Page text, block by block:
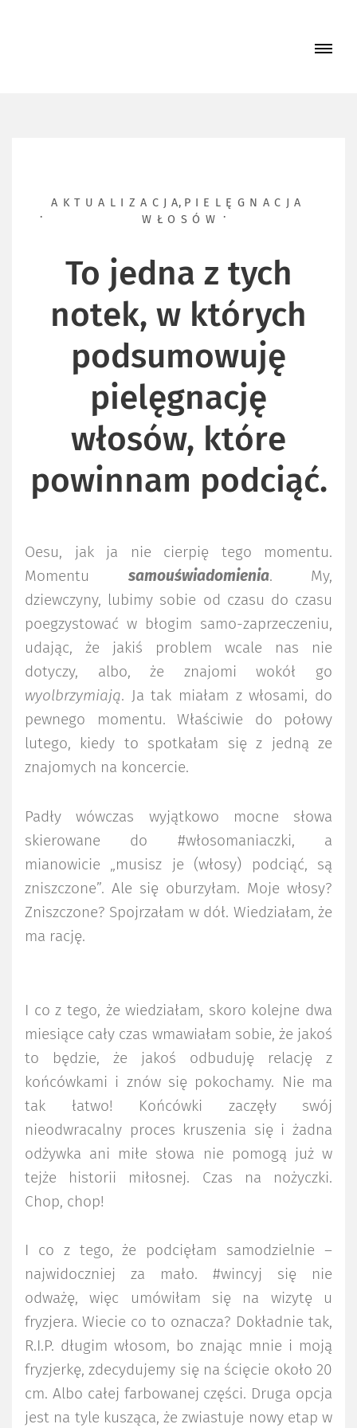
PMKDW
SOCIAL MEDIA
WSPÓŁPRACA
AKTUALIZACJA, PIELĘGNACJA
WŁOSÓW
To jedna z tych
notek, w których
podsumowuję
pielęgnację
włosów, które
powinnam podciąć.
Oesu, jak ja nie cierpię tego momentu.
Momentu samouświadomienia. My,
dziewczyny, lubimy sobie od czasu do czasu
poegzystować w błogim samo-zaprzeczeniu,
udając, że jakiś problem wcale nas nie
dotyczy, albo, że znajomi wokół go
wyolbrzymiają. Ja tak miałam z włosami, do
pewnego momentu. Właściwie do połowy
lutego, kiedy to spotkałam się z jedną ze
znajomych na koncercie.
Padły wówczas wyjątkowo mocne słowa
skierowane do #włosomaniaczki, a
mianowicie „musisz je (włosy) podciąć, są
zniszczone”. Ale się oburzyłam. Moje włosy?
Zniszczone? Spojrzałam w dół. Wiedziałam, że
ma rację.
I co z tego, że wiedziałam, skoro kolejne dwa
miesiące cały czas wmawiałam sobie, że jakoś
to będzie, że jakoś odbuduję relację z
końcówkami i znów się pokochamy. Nie ma
tak łatwo! Końcówki zaczęły swój
nieodwracalny proces kruszenia się i żadna
odżywka ani miłe słowa nie pomogą już w
tejże historii miłosnej. Czas na nożyczki.
Chop, chop!
I co z tego, że podcięłam samodzielnie –
najwidoczniej za mało. #wincyj się nie
odważę, więc umówiłam się na wizytę u
fryzjera. Wiecie co to oznacza? Dokładnie tak,
R.I.P. długim włosom, bo znając mnie i moją
fryzjerkę, zdecydujemy się na ścięcie około 20
cm. Albo całej farbowanej części. Druga opcja
jest na tyle kusząca, że zwiastuje nowy etap w